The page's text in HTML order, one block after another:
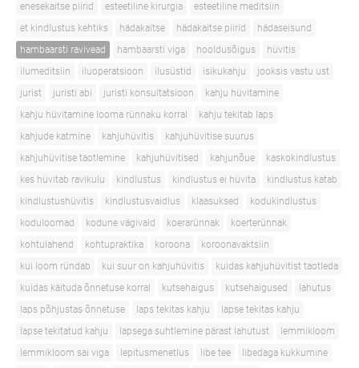
enesekaitse piirid
esteetiline kirurgia
esteetiline meditsiin
et kindlustus kehtiks
hädakaitse hädakaitse piirid
hädaseisund
hambaarsti ravivead
hambaarsti viga hooldusõigus
hüvitis
ilumeditsiin
iluoperatsioon ilusüstid isikukahju
jooksis vastu ust
jurist
juristi abi juristi konsultatsioon
kahju hüvitamine
kahju hüvitamine looma rünnaku korral
kahju tekitab laps
kahjude katmine
kahjuhüvitis
kahjuhüvitise suurus
kahjuhüvitise taotlemine
kahjuhüvitised kahjunõue
kaskokindlustus
kes hüvitab ravikulu
kindlustus kindlustus ei hüvita
kindlustus katab
kindlustushüvitis
kindlustusvaidlus klaasuksed
kodukindlustus
koduloomad
kodune vägivald koerarünnak
koerterünnak
kohtulahend
kohtupraktika koroona
koroonavaktsiin
kui loom ründab
kui suur on kahjuhüvitis
kuidas kahjuhüvitist taotleda
kuidas käituda õnnetuse korral
kutsehaigus kutsehaigused
lahutus
laps põhjustas õnnetuse
laps tekitas kahju
lapse tekitas kahju
lapse tekitatud kahju
lapsega suhtlemine pärast lahutust
lemmikloom
lemmikloom sai viga
lepitusmenetlus libe tee
libedaga kukkumine